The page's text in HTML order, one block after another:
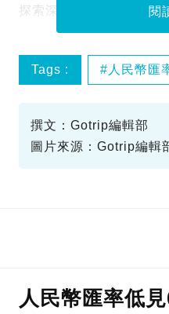
探索深圳的新商場和熱門
閱
Tags : 人民幣匯
撰文：Gotrip編輯部
圖片來源：Gotrip編輯
人民幣匯率低